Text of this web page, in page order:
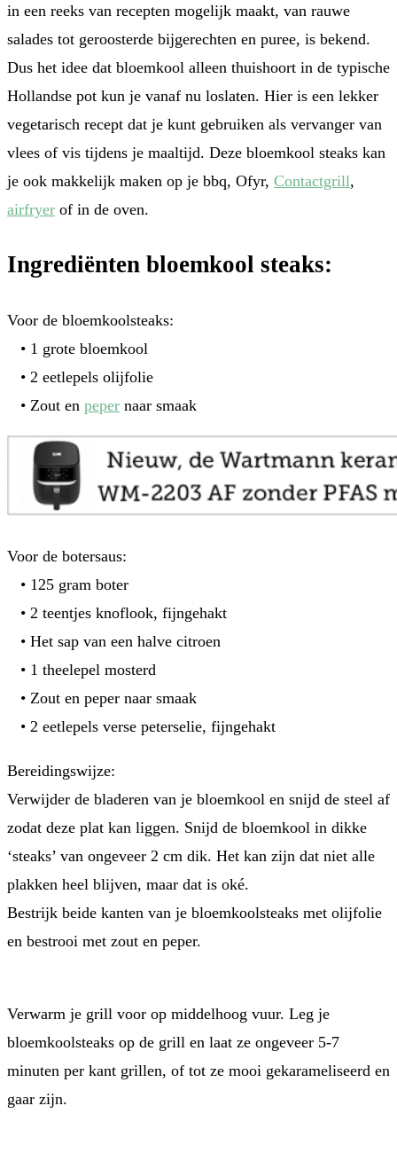
in een reeks van recepten mogelijk maakt, van rauwe
salades tot geroosterde bijgerechten en puree, is bekend.
Dus het idee dat bloemkool alleen thuishoort in de typische
Hollandse pot kun je vanaf nu loslaten. Hier is een lekker
vegetarisch recept dat je kunt gebruiken als vervanger van
vlees of vis tijdens je maaltijd. Deze bloemkool steaks kan
je ook makkelijk maken op je bbq, Ofyr, Contactgrill,
airfryer of in de oven.
Ingrediënten bloemkool steaks:
Voor de bloemkoolsteaks:
• 1 grote bloemkool
• 2 eetlepels olijfolie
• Zout en peper naar smaak
Voor de botersaus:
• 125 gram boter
• 2 teentjes knoflook, fijngehakt
• Het sap van een halve citroen
• 1 theelepel mosterd
• Zout en peper naar smaak
• 2 eetlepels verse peterselie, fijngehakt
Bereidingswijze:
Verwijder de bladeren van je bloemkool en snijd de steel af
zodat deze plat kan liggen. Snijd de bloemkool in dikke
‘steaks’ van ongeveer 2 cm dik. Het kan zijn dat niet alle
plakken heel blijven, maar dat is oké.
Bestrijk beide kanten van je bloemkoolsteaks met olijfolie
en bestrooi met zout en peper.
Verwarm je grill voor op middelhoog vuur. Leg je
bloemkoolsteaks op de grill en laat ze ongeveer 5-7
minuten per kant grillen, of tot ze mooi gekarameliseerd en
gaar zijn.